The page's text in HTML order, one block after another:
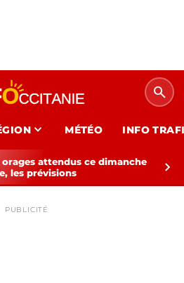
search
expand_more MÉTÉO INFO
orages attendus ce dimanche
les prévisions
chevron_right
PUBLICITÉ